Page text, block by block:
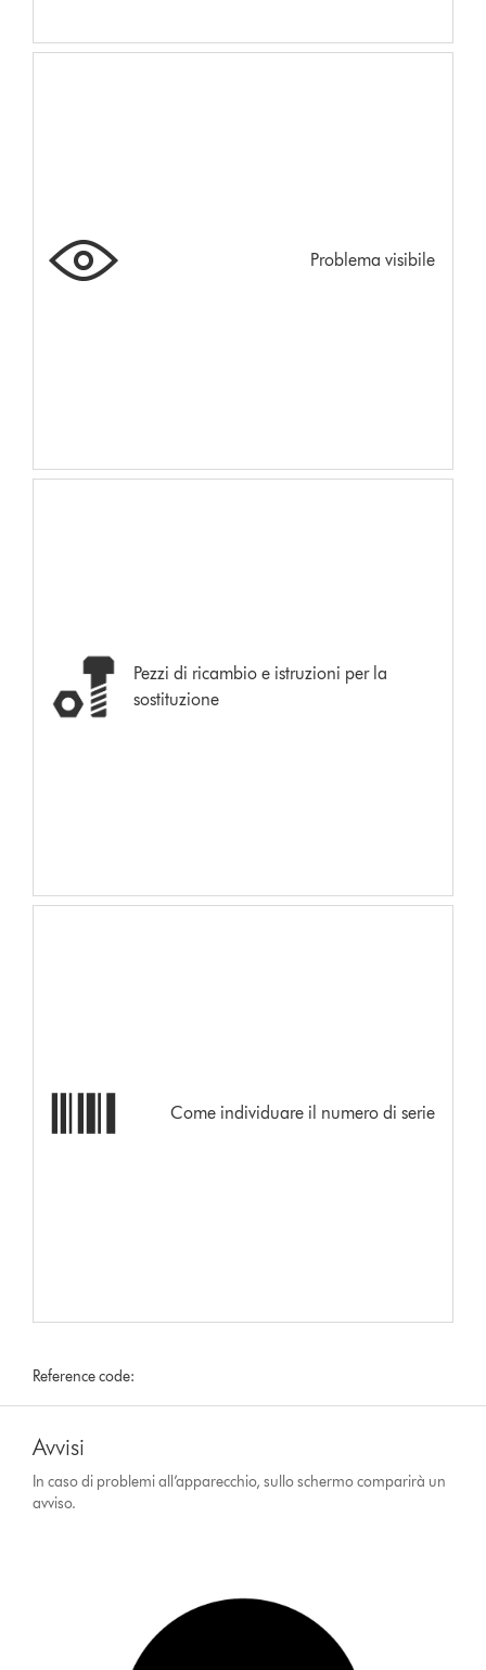
Problema visibile
Pezzi di ricambio e istruzioni per la
sostituzione
Come individuare il numero di serie
Reference code:
Avvisi
In caso di problemi all’apparecchio, sullo schermo comparirà un
avviso.